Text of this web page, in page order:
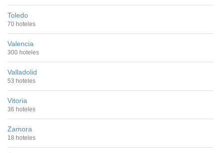
Toledo
70 hoteles
Valencia
300 hoteles
Valladolid
53 hoteles
Vitoria
36 hoteles
Zamora
18 hoteles